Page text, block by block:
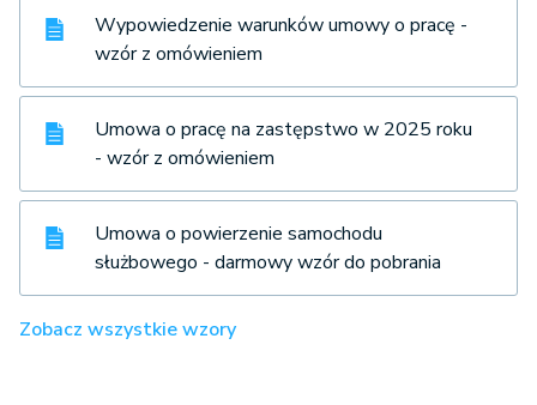
Wypowiedzenie warunków umowy o pracę -
wzór z omówieniem
Umowa o pracę na zastępstwo w 2025 roku
- wzór z omówieniem
Umowa o powierzenie samochodu
służbowego - darmowy wzór do pobrania
Zobacz wszystkie wzory